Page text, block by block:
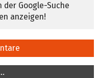
der Google-Suche
anzeigen!